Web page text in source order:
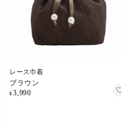
レース巾着
ブラウン
¥ 3,990